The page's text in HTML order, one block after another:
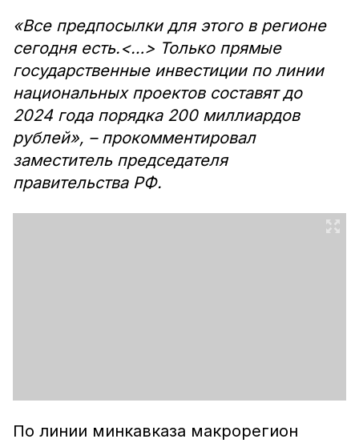
«Все предпосылки для этого в регионе
сегодня есть.<…> Только прямые
государственные инвестиции по линии
национальных проектов составят до
2024 года порядка 200 миллиардов
рублей», – прокомментировал
заместитель председателя
правительства РФ.
По линии минкавказа макрорегион